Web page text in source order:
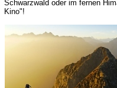
Schwarzwald oder im fernen
Kino"!